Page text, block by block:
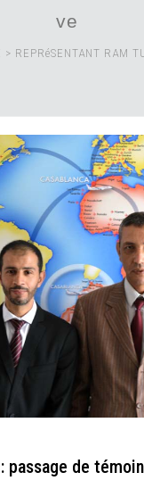
ve
> REPRéSENTANT RAM
passage de